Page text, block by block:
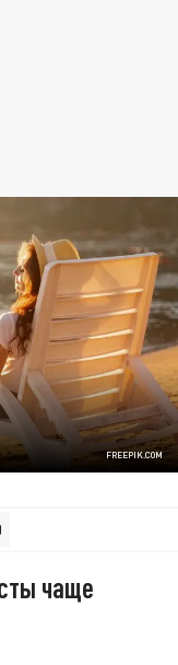
FREEPIK.COM
чаще